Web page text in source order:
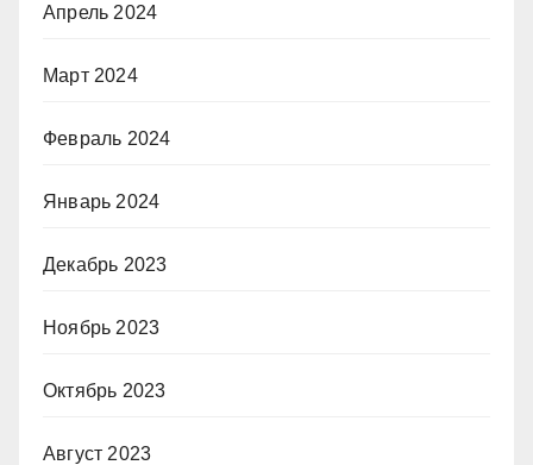
Апрель 2024
Март 2024
Февраль 2024
Январь 2024
Декабрь 2023
Ноябрь 2023
Октябрь 2023
Август 2023